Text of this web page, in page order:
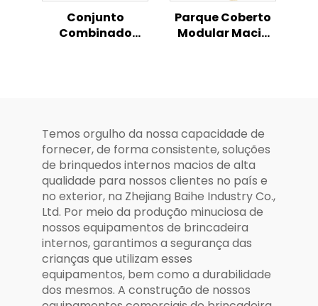
Conjunto
Combinado
Parque Coberto
Modular Macio
Completas
Temos orgulho da nossa capacidade de
fornecer, de forma consistente, soluções
de brinquedos internos macios de alta
qualidade para nossos clientes no país e
no exterior, na Zhejiang Baihe Industry Co.,
Ltd. Por meio da produção minuciosa de
nossos equipamentos de brincadeira
internos, garantimos a segurança das
crianças que utilizam esses
equipamentos, bem como a durabilidade
dos mesmos. A construção de nossos